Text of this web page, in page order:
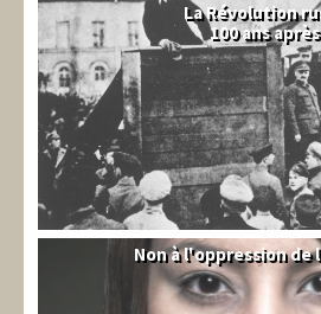
La Révolution
100 ans après
Syrie
Non à l'oppression de